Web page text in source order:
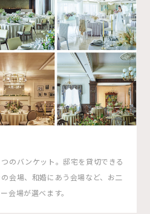
のバンケット。邸宅を貸切できる
会場、和婚にあう会場など、お二
会場が選べます。